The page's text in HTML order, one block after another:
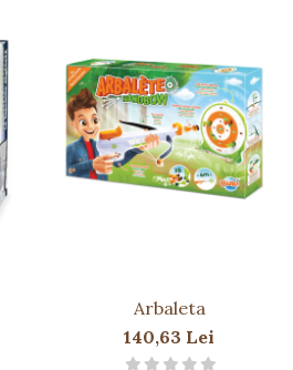
Arbaleta
140,63 Lei